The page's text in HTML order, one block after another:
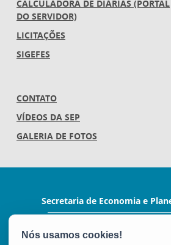
CALCULADORA DE DIÁRIAS (PORTAL
DO SERVIDOR)
LICITAÇÕES
SIGEFES
CONTATO
VÍDEOS DA SEP
GALERIA DE FOTOS
Secretaria de Economia e
andar - Barro